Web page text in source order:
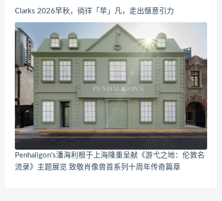
Clarks 2026早秋，徜徉「苹」凡，走出惬意引力
Penhaligon's潘海利根于上海隆重呈献《游弋之地：伦敦名
流录》主题展览 致敬肖像兽首系列十周年传奇篇章